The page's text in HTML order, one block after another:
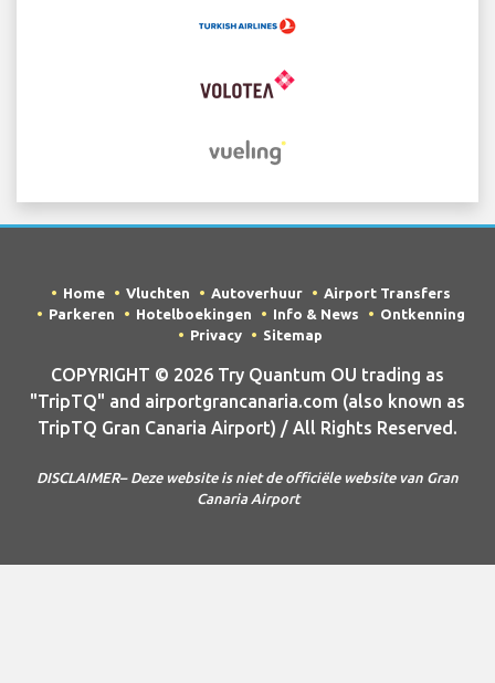
Home Vluchten Autoverhuur
Airport Transfers
Parkeren
Hotelboekingen Info & News
Ontkenning
Privacy
Sitemap
COPYRIGHT © 2026 Try Quantum OU trading as
"TripTQ" and airportgrancanaria.com (also known as
TripTQ Gran Canaria Airport) / All Rights Reserved.
DISCLAIMER– Deze website is niet de officiële website van Gran
Canaria Airport